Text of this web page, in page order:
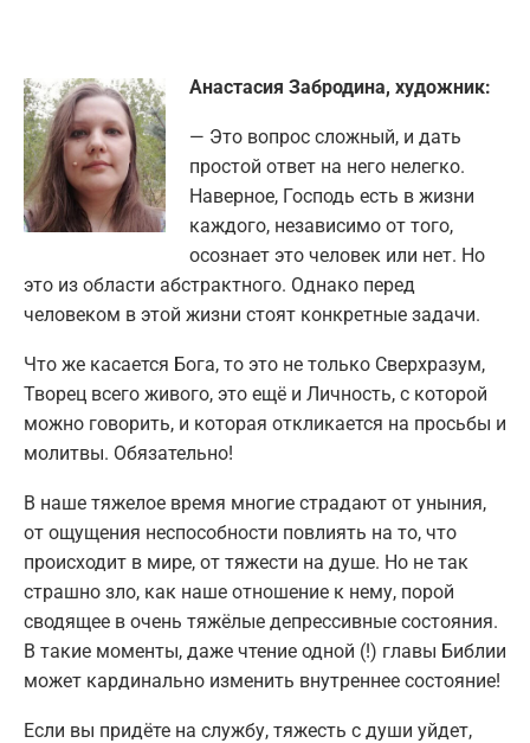
Анастасия Забродина, художник:
— Это вопрос сложный, и дать
простой ответ на него нелегко.
Наверное, Господь есть в жизни
каждого, независимо от того,
осознает это человек или нет. Но
это из области абстрактного. Однако перед
человеком в этой жизни стоят конкретные задачи.
Что же касается Бога, то это не только Сверхразум,
Творец всего живого, это ещё и Личность, с которой
можно говорить, и которая откликается на просьбы и
молитвы. Обязательно!
В наше тяжелое время многие страдают от уныния,
от ощущения неспособности повлиять на то, что
происходит в мире, от тяжести на душе. Но не так
страшно зло, как наше отношение к нему, порой
сводящее в очень тяжёлые депрессивные состояния.
В такие моменты, даже чтение одной (!) главы Библии
может кардинально изменить внутреннее состояние!
Если вы придёте на службу, тяжесть с души уйдет,